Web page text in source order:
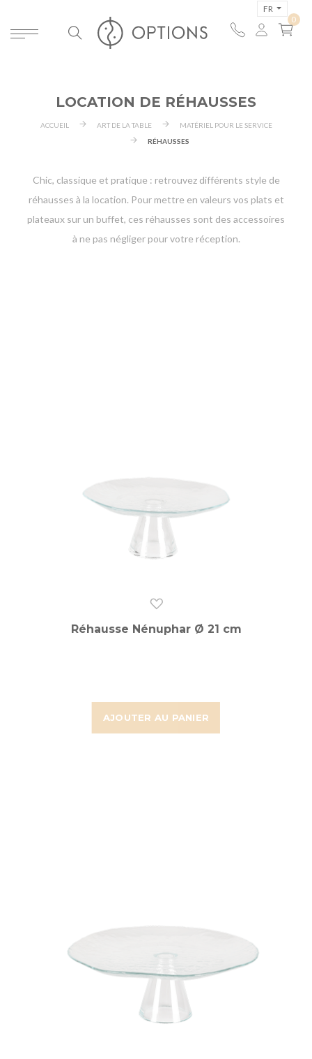
FR
LOCATION DE RÉHAUSSES
ACCUEIL ART DE LA TABLE
MATÉRIEL POUR LE SERVICE
RÉHAUSSES
Chic, classique et pratique : retrouvez différents style de
réhausses à la location. Pour mettre en valeurs vos plats et
plateaux sur un buffet, ces réhausses sont des accessoires
à ne pas négliger pour votre réception.
AJOUTER AU PANIER
Réhausse Nénuphar Ø 21 cm